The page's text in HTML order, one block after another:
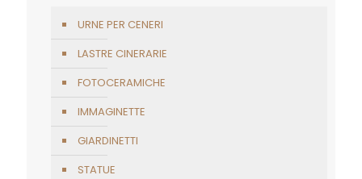
URNE PER CENERI
LASTRE CINERARIE
FOTOCERAMICHE
IMMAGINETTE
GIARDINETTI
STATUE